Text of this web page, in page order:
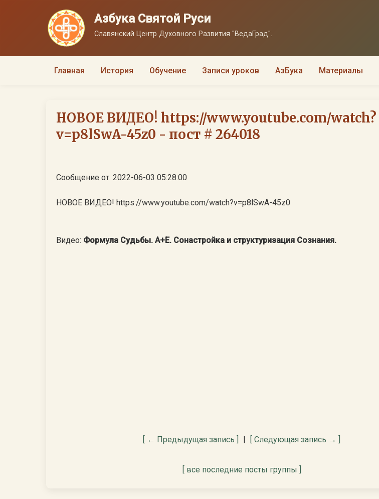
Азбука Святой Руси
Славянский Центр Духовного Развития "ВедаГрад".
Главная История Обучение Записи уроков АзБука Материалы
НОВОЕ ВИДЕО! https://www.youtube.com/watch?
v=p8lSwA-45z0 - пост # 264018
Сообщение от: 2022-06-03 05:28:00
НОВОЕ ВИДЕО! https://www.youtube.com/watch?v=p8lSwA-45z0
Видео: Формула Судьбы. А+Е. Сонастройка и структуризация Сознания.
[ ← Предыдущая запись ] | [ Следующая запись → ]
[ все последние посты группы ]